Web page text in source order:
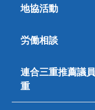
地協活動
労働相談
連合三重推薦議
重